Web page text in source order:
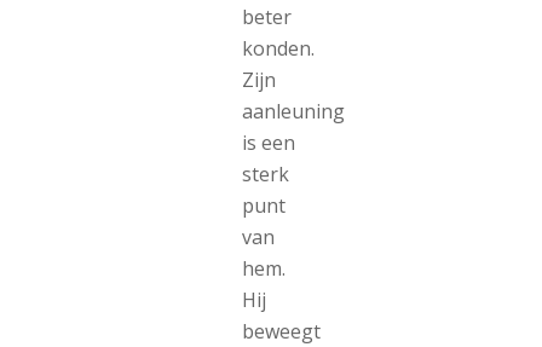
beter
konden.
Zijn
aanleuning
is een
sterk
punt
van
hem.
Hij
beweegt